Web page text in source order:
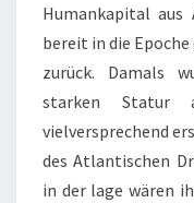
Humankapital
bereit in die
zurück. Damals
starken Statur
vielversprechend
des Atlantischen
in der lage wären